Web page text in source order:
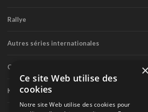
Rallye
Autres séries internationales
Circuit routier canadien
Karting
×
Ce site Web utilise des
cookies
Notre site Web utilise des cookies pour